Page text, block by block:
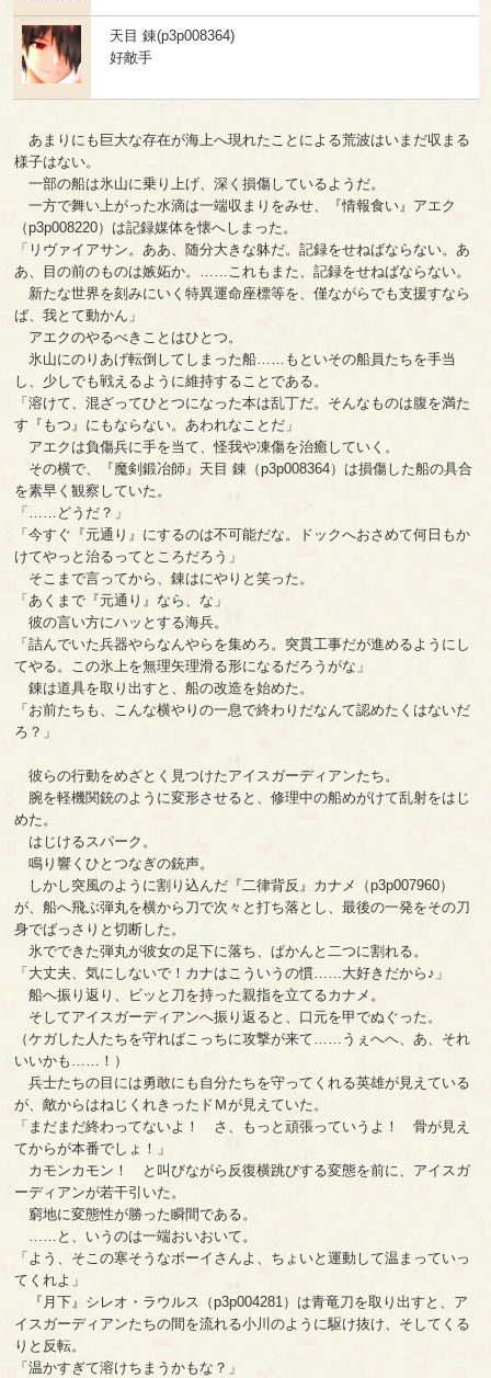
天目 錬(p3p008364)
好敵手
あまりにも巨大な存在が海上へ現れたことによる荒波はいまだ収まる
様子はない。
一部の船は氷山に乗り上げ、深く損傷しているようだ。
一方で舞い上がった水滴は一端収まりをみせ、『情報食い』アエク
（p3p008220）は記録媒体を懐へしまった。
「リヴァイアサン。ああ、随分大きな躰だ。記録をせねばならない。あ
あ、目の前のものは嫉妬か。……これもまた、記録をせねばならない。
新たな世界を刻みにいく特異運命座標等を、僅ながらでも支援すなら
ば、我とて動かん」
アエクのやるべきことはひとつ。
氷山にのりあげ転倒してしまった船……もといその船員たちを手当
し、少しでも戦えるように維持することである。
「溶けて、混ざってひとつになった本は乱丁だ。そんなものは腹を満た
す『もつ』にもならない。あわれなことだ」
アエクは負傷兵に手を当て、怪我や凍傷を治癒していく。
その横で、『魔剣鍛冶師』天目 錬（p3p008364）は損傷した船の具合
を素早く観察していた。
「……どうだ？」
「今すぐ『元通り』にするのは不可能だな。ドックへおさめて何日もか
けてやっと治るってところだろう」
そこまで言ってから、錬はにやりと笑った。
「あくまで『元通り』なら、な」
彼の言い方にハッとする海兵。
「詰んでいた兵器やらなんやらを集めろ。突貫工事だが進めるようにし
てやる。この氷上を無理矢理滑る形になるだろうがな」
錬は道具を取り出すと、船の改造を始めた。
「お前たちも、こんな横やりの一息で終わりだなんて認めたくはないだ
ろ？」
彼らの行動をめざとく見つけたアイスガーディアンたち。
腕を軽機関銃のように変形させると、修理中の船めがけて乱射をはじ
めた。
はじけるスパーク。
鳴り響くひとつなぎの銃声。
しかし突風のように割り込んだ『二律背反』カナメ（p3p007960）
が、船へ飛ぶ弾丸を横から刀で次々と打ち落とし、最後の一発をその刀
身でばっさりと切断した。
氷でできた弾丸が彼女の足下に落ち、ぱかんと二つに割れる。
「大丈夫、気にしないで！カナはこういうの慣……大好きだから♪」
船へ振り返り、ビッと刀を持った親指を立てるカナメ。
そしてアイスガーディアンへ振り返ると、口元を甲でぬぐった。
（ケガした人たちを守ればこっちに攻撃が来て……うぇへへ、あ、それ
いいかも……！）
兵士たちの目には勇敢にも自分たちを守ってくれる英雄が見えている
が、敵からはねじくれきったドＭが見えていた。
「まだまだ終わってないよ！ さ、もっと頑張っていうよ！ 骨が見え
てからが本番でしょ！」
カモンカモン！ と叫びながら反復横跳びする変態を前に、アイスガ
ーディアンが若干引いた。
窮地に変態性が勝った瞬間である。
……と、いうのは一端おいおいて。
「よう、そこの寒そうなボーイさんよ、ちょいと運動して温まっていっ
てくれよ」
『月下』シレオ・ラウルス（p3p004281）は青竜刀を取り出すと、ア
イスガーディアンたちの間を流れる小川のように駆け抜け、そしてくる
りと反転。
「温かすぎて溶けちまうかもな？」